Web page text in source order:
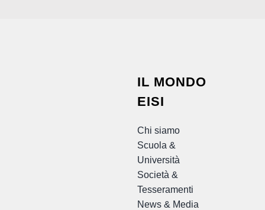
IL MONDO
EISI
Chi siamo
Scuola &
Università
Società &
Tesseramenti
News & Media